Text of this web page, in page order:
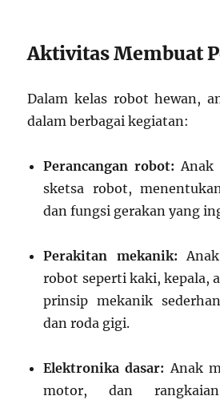
Aktivitas Membuat
Dalam kelas robot hewan,
dalam berbagai kegiatan:
Perancangan robot: Anak
sketsa robot,
dan fungsi gerakan yang
Perakitan mekanik:
robot seperti kaki, kepala,
prinsip mekanik
dan roda gigi.
Elektronika dasar: Anak
motor, dan